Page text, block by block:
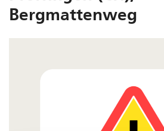
Bergmattenweg